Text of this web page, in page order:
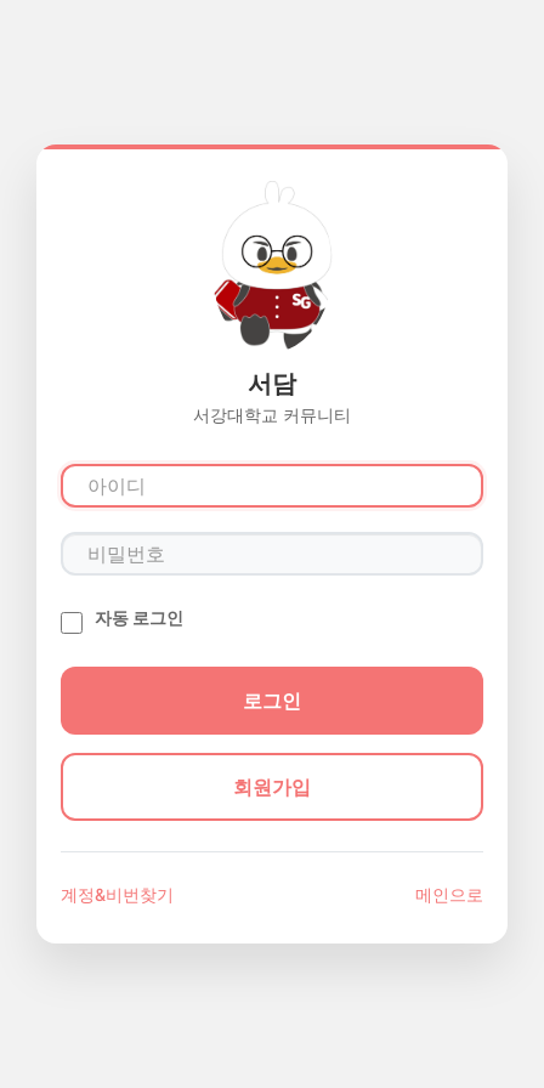
서담
서강대학교 커뮤니티
자동 로그인
회원가입
계정&비번찾기 메인으로